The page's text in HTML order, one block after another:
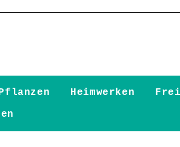
Heimwerken